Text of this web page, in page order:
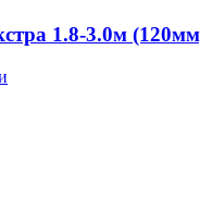
1.8-3.0м